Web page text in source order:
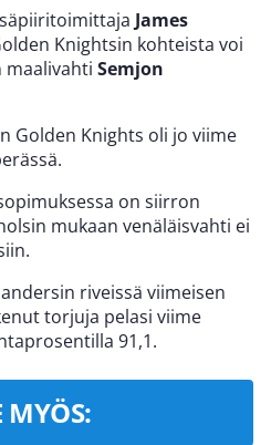
James
Knightsin kohteista voi
maalivahti Semjon
Golden Knights oli jo viime
on siirron
mukaan venäläisvahti ei
riveissä viimeisen
torjuja pelasi viime
91,1.
MYÖS: